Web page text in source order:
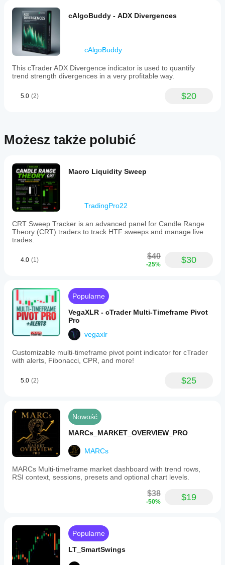
cAlgoBuddy - ADX Divergences
cAlgoBuddy
This cTrader ADX Divergence indicator is used to quantify
trend strength divergences in a very profitable way.
5.0 (2) $20
Możesz także polubić
Macro Liquidity Sweep
TradingPro22
CRT Sweep Tracker is an advanced panel for Candle Range
Theory (CRT) traders to track HTF sweeps and manage live
trades.
4.0 (1) $40
-25% $30
Popularne
VegaXLR - cTrader Multi-Timeframe Pivot
Pro
vegaxlr
Customizable multi-timeframe pivot point indicator for cTrader
with alerts, Fibonacci, CPR, and more!
5.0 (2) $25
Nowość
MARCs_MARKET_OVERVIEW_PRO
MARCs
MARCs Multi-timeframe market dashboard with trend rows,
RSI context, sessions, presets and optional chart levels.
$38
-50% $19
Popularne
LT_SmartSwings